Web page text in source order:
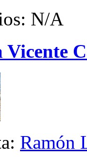
N/A
Vicente
Ramón